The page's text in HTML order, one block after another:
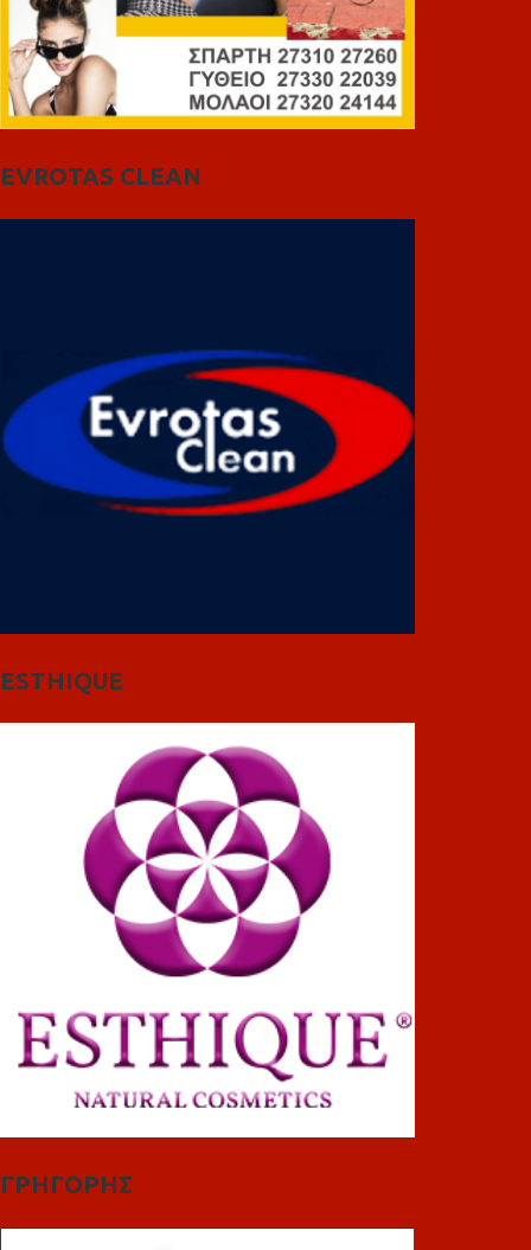
EVROTAS CLEAN
ESTHIQUE
ΓΡΗΓΟΡΗΣ